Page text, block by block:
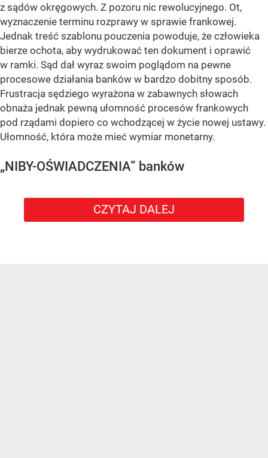
z sądów okręgowych. Z pozoru nic rewolucyjnego. Ot,
wyznaczenie terminu rozprawy w sprawie frankowej.
Jednak treść szablonu pouczenia powoduje, że człowieka
bierze ochota, aby wydrukować ten dokument i oprawić
w ramki. Sąd dał wyraz swoim poglądom na pewne
procesowe działania banków w bardzo dobitny sposób.
Frustracja sędziego wyrażona w zabawnych słowach
obnaża jednak pewną ułomność procesów frankowych
pod rządami dopiero co wchodzącej w życie nowej ustawy.
Ułomność, która może mieć wymiar monetarny.
„NIBY-OŚWIADCZENIA” banków
CZYTAJ DALEJ